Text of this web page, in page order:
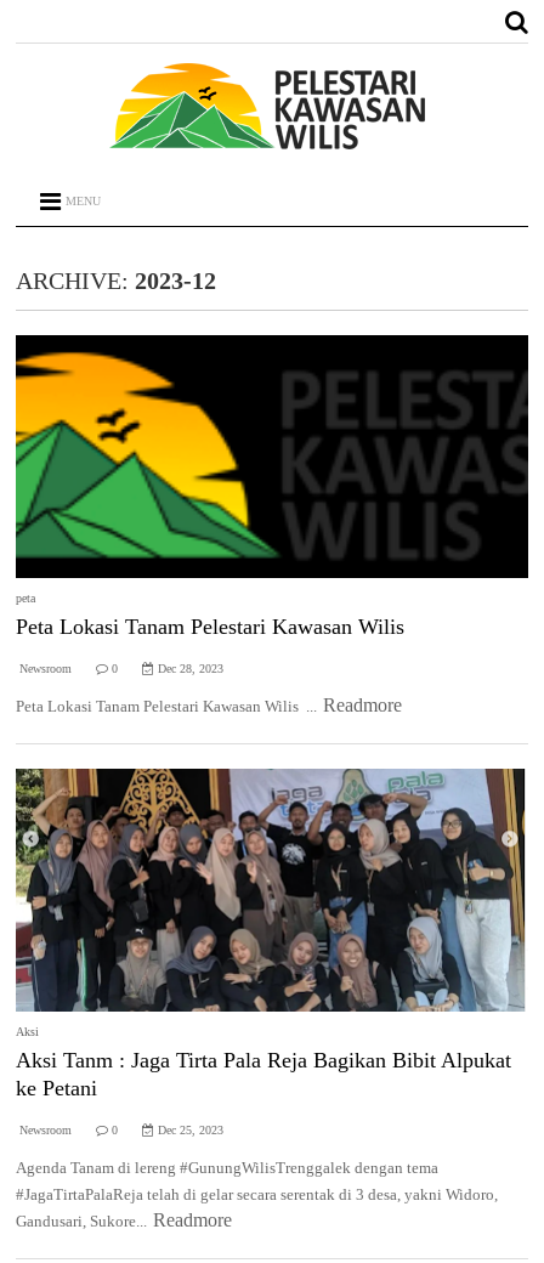
MENU
ARCHIVE:2023-12
peta
Peta Lokasi Tanam Pelestari Kawasan Wilis
Newsroom 0 Dec 28, 2023
Peta Lokasi Tanam Pelestari Kawasan Wilis ... Readmore
Aksi
Aksi Tanm : Jaga Tirta Pala Reja Bagikan Bibit Alpukat
ke Petani
Newsroom 0 Dec 25, 2023
Agenda Tanam di lereng #GunungWilisTrenggalek dengan tema
#JagaTirtaPalaReja telah di gelar secara serentak di 3 desa, yakni Widoro,
Gandusari, Sukore... Readmore